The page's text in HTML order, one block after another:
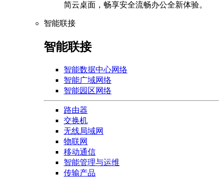
简云桌面，畅享安全流畅办公全新体验。
智能联接
智能联接
智能数据中心网络
智能广域网络
智能园区网络
路由器
交换机
无线局域网
物联网
移动通信
智能管理与运维
传输产品